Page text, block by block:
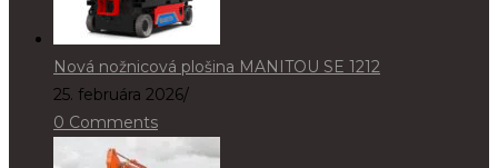
Nová nožnicová plošina MANITOU SE 1212
25. februára 2026/
0 Comments